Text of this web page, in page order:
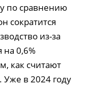
по сравнению
сократится
из-за
на 0,6%
как считают
Уже в 2024 году